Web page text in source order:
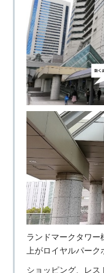
ランドマークタワ
上がロイヤルパー
ショッピング、レス